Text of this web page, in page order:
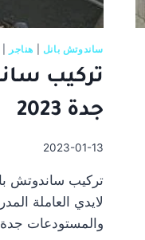
ساندوتش بانل هناجر
تركيب
جدة 2023
2023-01-13
تركيب ساندوتش
لايدي العاملة
والمستودعات